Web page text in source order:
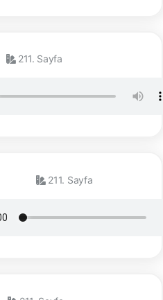
211. Sayfa
211. Sayfa